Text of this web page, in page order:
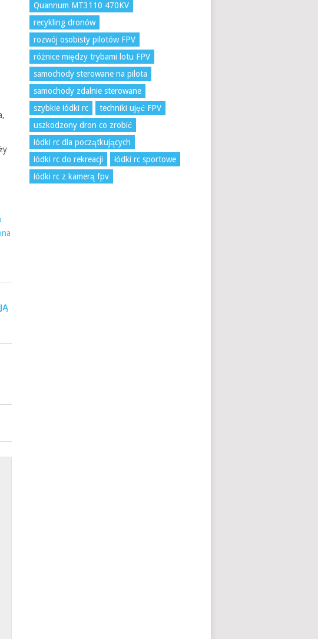
Quannum MT3110 470KV
recykling dronów
rozwój osobisty pilotów FPV
różnice między trybami lotu FPV
samochody sterowane na pilota
samochody zdalnie sterowane
szybkie łódki rc
techniki ujęć FPV
uszkodzony dron co zrobić
łódki rc dla początkujących
łódki rc do rekreacji
łódki rc sportowe
łódki rc z kamerą fpv